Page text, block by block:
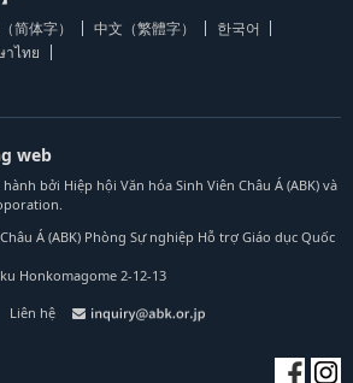
简体字） 中文（繁體字）
한국어
าไทย
web
bởi Hiệp hội Văn hóa Sinh Viên Châu Á (ABK) và
Á (ABK) Phòng Sự nghiệp Hỗ trợ Giáo dục Quốc
Honkomagome 2-12-13
Liên hệ